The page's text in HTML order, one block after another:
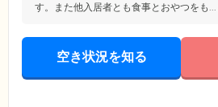
す。また他入居者とも食事とおやつをも...
空き状況を知る